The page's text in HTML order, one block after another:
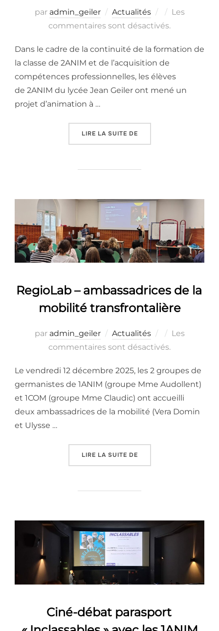
par admin_geiler Actualités
Publié
le
Les
commentaires sont désactivés.
Dans le cadre de la continuité de la formation de
la classe de 2ANIM et de l’acquisition de
compétences professionnelles, les élèves
de 2ANIM du lycée Jean Geiler ont mené un
projet d’animation à …
LIRE LA SUITE DE« PROJET D’ANIMATION
RegioLab – ambassadrices de la
mobilité transfrontalière
par admin_geiler Actualités
Publié
le
Les
commentaires sont désactivés.
Le vendredi 12 décembre 2025, les 2 groupes de
germanistes de 1ANIM (groupe Mme Audollent)
et 1COM (groupe Mme Claudic) ont accueilli
deux ambassadrices de la mobilité (Vera Domin
et Ulysse …
LIRE LA SUITE DE« REGIOLAB –
Ciné-débat parasport